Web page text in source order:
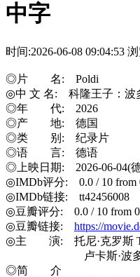
中字
时间:2026-06-08 09:04:53 浏
◎片 名: Poldi
◎中 文 名: 科隆王子：波
◎年 代: 2026
◎产 地: 德国
◎类 别: 纪录片
◎语 言: 德语
◎上映日期: 2026-06-04(
◎IMDb评分: 0.0 / 10 from
◎IMDb链接: tt42456008
◎豆瓣评分: 0.0 / 10 from 0
◎豆瓣链接: https://
◎主 演: 托尼·克罗斯
卢卡斯·波多尔斯
◎简 介